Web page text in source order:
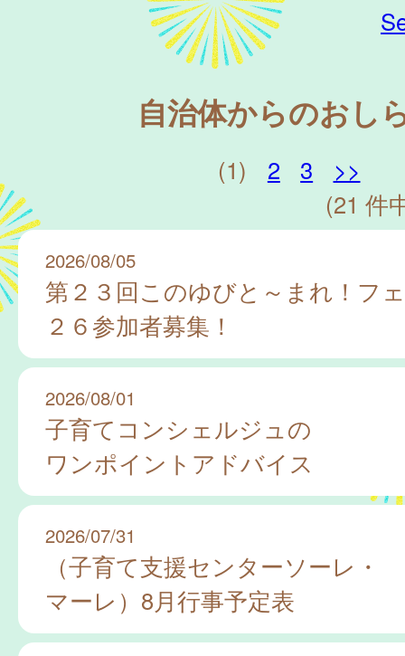
自治体からのおし
(1) 2 3
>>
(21 件
2026/08/05
第２３回このゆびと～まれ！フ
２６参加者募集！
2026/08/01
子育てコンシェルジュの
ワンポイントアドバイス
2026/07/31
（子育て支援センターソーレ・
マーレ）8月行事予定表